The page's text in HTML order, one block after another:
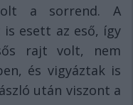
a sorrend. A
esett az eső, így
rajt volt, nem
és vigyáztak is
után viszont a